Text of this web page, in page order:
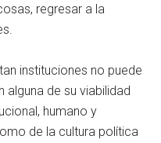
regresar a la
instituciones no puede
de su viabilidad
humano y
de la cultura política